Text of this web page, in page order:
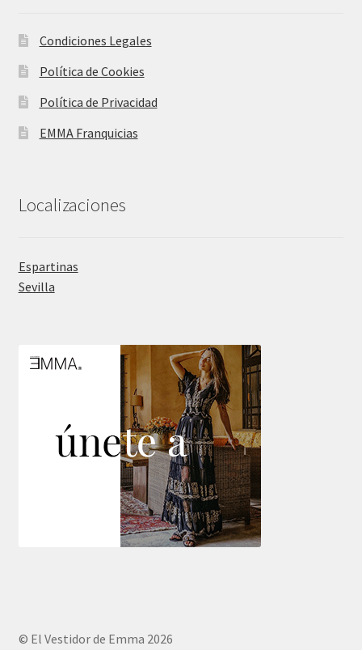
Condiciones Legales
Política de Cookies
Política de Privacidad
EMMA Franquicias
Localizaciones
Espartinas
Sevilla
© El Vestidor de Emma 2026